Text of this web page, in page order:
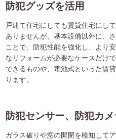
防犯グッズを活用
戸建て住宅にしても賃貸住宅にし
ありませんが、基本設備以外に、
ことで、防犯性能を強化し、より
なリフォームが必要なケースだけ
できるものや、電池式といった賃
ります。
防犯センサー、防犯カメ
ガラス破りや窓の開閉を検知して